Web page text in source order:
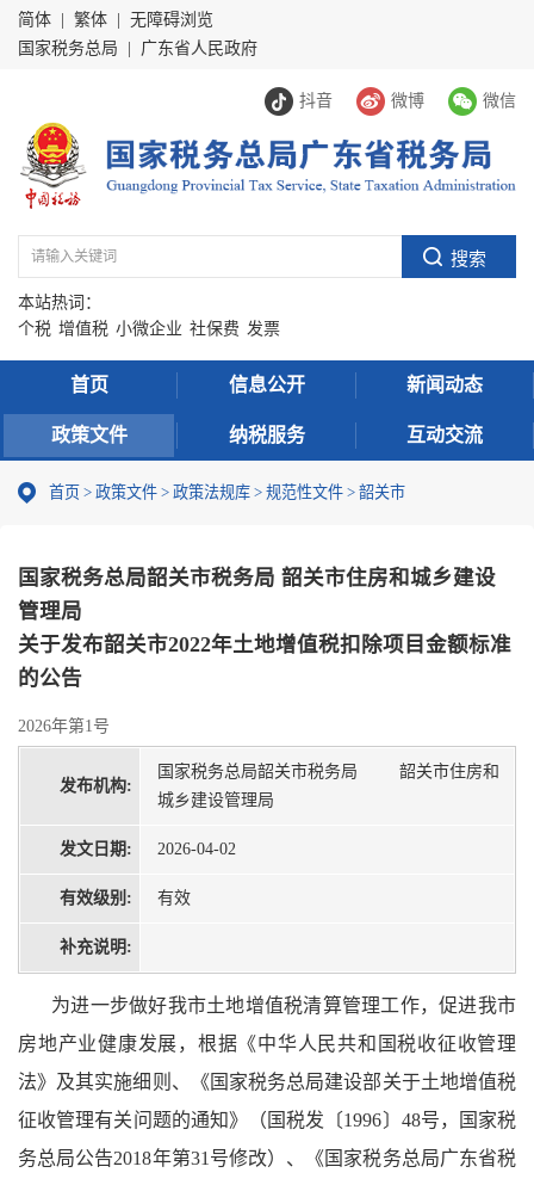
简体 繁体
无障碍浏览
国家税务总局
广东省人民政府
抖音 微博 微信
本站热词：
个税 增值税 小微企业 社保费 发票
首页 信息公开 新闻动态
政策文件 纳税服务 互动交流
首页 > 政策文件 > 政策法规库 > 规范性文件 > 韶关市
国家税务总局韶关市税务局 韶关市住房和城乡建设
管理局
关于发布韶关市2022年土地增值税扣除项目金额标准
的公告
2026年第1号
发布机构:
国家税务总局韶关市税务局 韶关市住房和
城乡建设管理局
发文日期: 2026-04-02
有效级别: 有效
补充说明:
为进一步做好我市土地增值税清算管理工作，促进我市
房地产业健康发展，根据《中华人民共和国税收征收管理
法》及其实施细则、《国家税务总局建设部关于土地增值税
征收管理有关问题的通知》（国税发〔1996〕48号，国家税
务总局公告2018年第31号修改）、《国家税务总局广东省税